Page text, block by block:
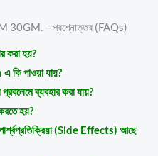
30GM. – প্রশ্নোত্তর (FAQs)
করা হয়?
পাওয়া যায়?
ব্যবহার করা যায়?
হয়?
(Side Effects) আছে